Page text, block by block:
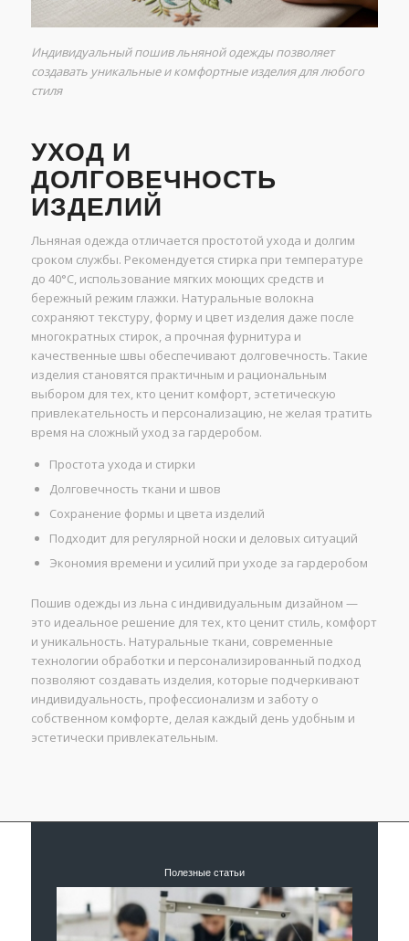
Индивидуальный пошив льняной одежды позволяет
создавать уникальные и комфортные изделия для любого
стиля
УХОД И
ДОЛГОВЕЧНОСТЬ
ИЗДЕЛИЙ
Льняная одежда отличается простотой ухода и долгим
сроком службы. Рекомендуется стирка при температуре
до 40°С, использование мягких моющих средств и
бережный режим глажки. Натуральные волокна
сохраняют текстуру, форму и цвет изделия даже после
многократных стирок, а прочная фурнитура и
качественные швы обеспечивают долговечность. Такие
изделия становятся практичным и рациональным
выбором для тех, кто ценит комфорт, эстетическую
привлекательность и персонализацию, не желая тратить
время на сложный уход за гардеробом.
Простота ухода и стирки
Долговечность ткани и швов
Сохранение формы и цвета изделий
Подходит для регулярной носки и деловых ситуаций
Экономия времени и усилий при уходе за гардеробом
Пошив одежды из льна с индивидуальным дизайном —
это идеальное решение для тех, кто ценит стиль, комфорт
и уникальность. Натуральные ткани, современные
технологии обработки и персонализированный подход
позволяют создавать изделия, которые подчеркивают
индивидуальность, профессионализм и заботу о
собственном комфорте, делая каждый день удобным и
эстетически привлекательным.
Полезные статьи